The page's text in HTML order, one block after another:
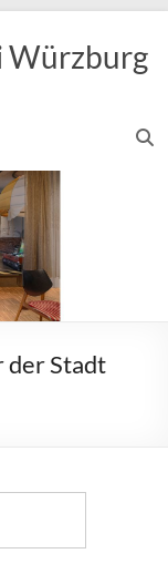
Würzburg
der Stadt